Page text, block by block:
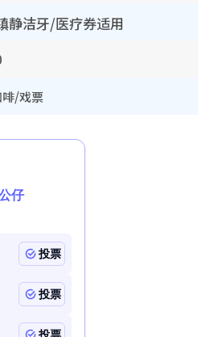
静洁牙/医疗券适用
/戏票